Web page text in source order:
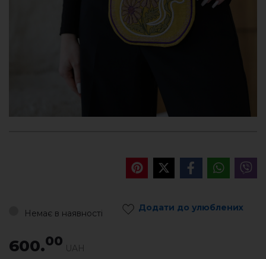
Немає в наявності
Додати до улюблених
600.00 UAH